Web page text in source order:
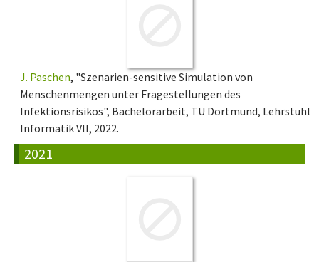
J. Paschen, "Szenarien-sensitive Simulation von
Menschenmengen unter Fragestellungen des
Infektionsrisikos", Bachelorarbeit, TU Dortmund, Lehrstuhl
Informatik VII, 2022.
2021